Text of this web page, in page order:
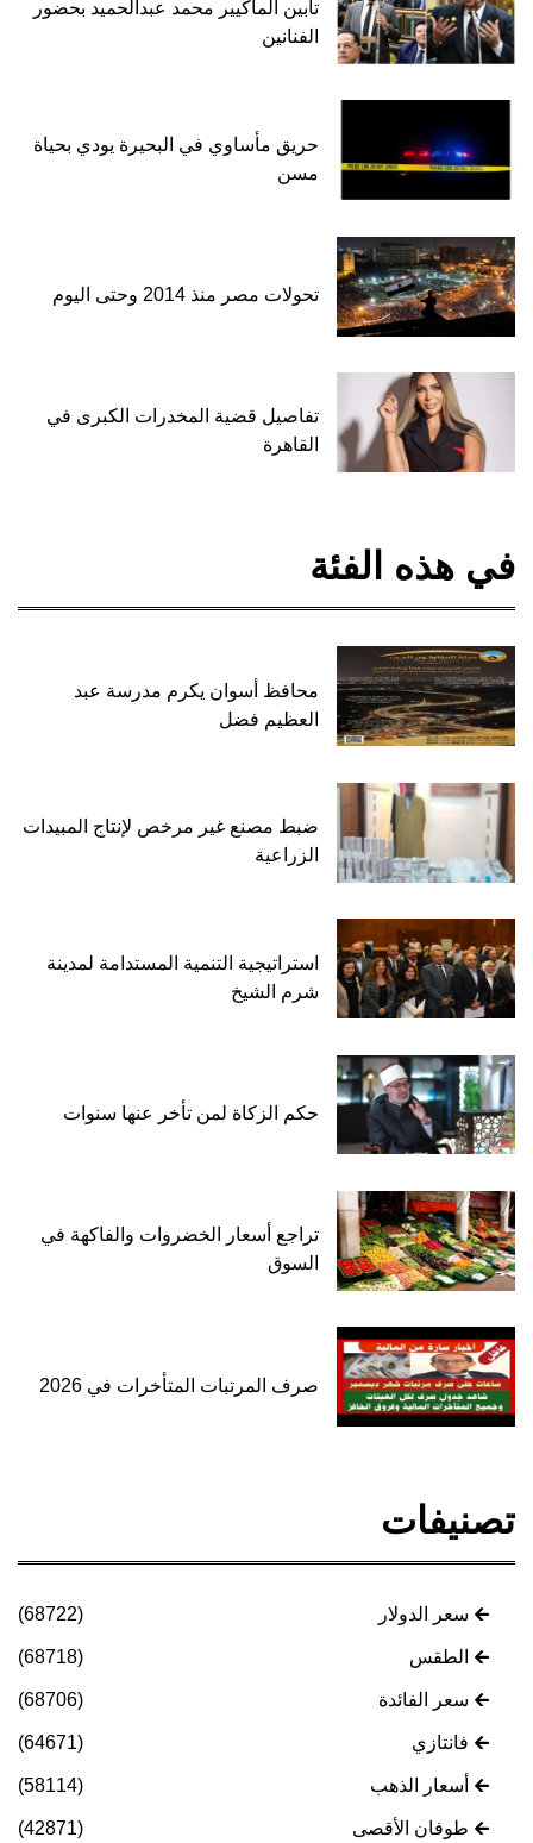
تأبين الماكيير محمد عبدالحميد بحضور
الفنانين
حريق مأساوي في البحيرة يودي بحياة
مسن
تحولات مصر منذ 2014 وحتى اليوم
تفاصيل قضية المخدرات الكبرى في
القاهرة
في هذه الفئة
محافظ أسوان يكرم مدرسة عبد
العظيم فضل
ضبط مصنع غير مرخص لإنتاج المبيدات
الزراعية
استراتيجية التنمية المستدامة لمدينة
شرم الشيخ
حكم الزكاة لمن تأخر عنها سنوات
تراجع أسعار الخضروات والفاكهة في
السوق
صرف المرتبات المتأخرات في 2026
تصنيفات
سعر الدولار (68722)
الطقس (68718)
سعر الفائدة (68706)
فانتازي (64671)
أسعار الذهب (58114)
طوفان الأقصى (42871)